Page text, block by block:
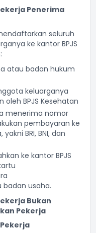
Penerima
seluruh
ke kantor BPJS
atau badan hukum
keluarganya
BPJS Kesehatan
menerima nomor
pembayaran ke
BRI, BNI, dan
ke kantor BPJS
usaha.
Bukan
Pekerja